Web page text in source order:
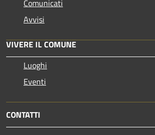
Comunicati
Avvisi
VIVERE IL COMUNE
Luoghi
Eventi
CONTATTI